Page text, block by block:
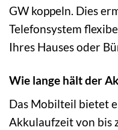
GW koppeln. Dies
Telefonsystem
Ihres Hauses oder
Wie lange hält der
Das Mobilteil bietet
Akkulaufzeit von bis